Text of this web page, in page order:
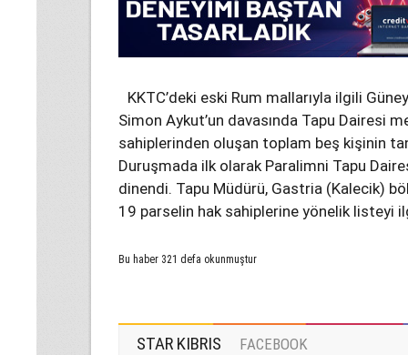
KKTC’deki eski Rum mallarıyla ilgili
Simon Aykut’un davasında Tapu Dairesi
sahiplerinden oluşan toplam beş kişinin
Duruşmada ilk olarak Paralimni Tapu
dinendi. Tapu Müdürü, Gastria (Kalecik)
19 parselin hak sahiplerine yönelik
Bu haber 321 defa okunmuştur
STAR KIBRIS FACEBOOK